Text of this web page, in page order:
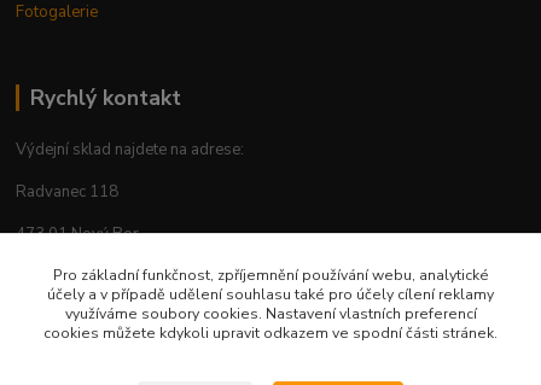
Fotogalerie
Rychlý kontakt
Výdejní sklad najdete na adrese:
Radvanec 118
473 01 Nový Bor
tel: +420 605 283 713
Pro základní funkčnost, zpříjemnění používání webu, analytické
účely a v případě udělení souhlasu také pro účely cílení reklamy
využíváme soubory cookies. Nastavení vlastních preferencí
cookies můžete kdykoli upravit odkazem ve spodní části stránek.